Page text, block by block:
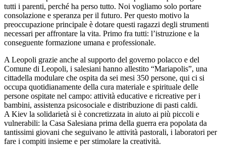
tutti i parenti, perché ha perso tutto. Noi vogliamo solo portare
consolazione e speranza per il futuro. Per questo motivo la
preoccupazione principale è dotare questi ragazzi degli strumenti
necessari per affrontare la vita. Primo fra tutti: l’istruzione e la
conseguente formazione umana e professionale.
A Leopoli grazie anche al supporto del governo polacco e del
Comune di Leopoli, i salesiani hanno allestito “Mariapolis”, una
cittadella modulare che ospita da sei mesi 350 persone, qui ci si
occupa quotidianamente della cura materiale e spirituale delle
persone ospitate nel campo: attività educative e ricreative per i
bambini, assistenza psicosociale e distribuzione di pasti caldi.
A Kiev la solidarietà si è concretizzata in aiuto ai più piccoli e
vulnerabili: la Casa Salesiana prima della guerra era popolata da
tantissimi giovani che seguivano le attività pastorali, i laboratori per
fare i compiti insieme e per stimolare la creatività.